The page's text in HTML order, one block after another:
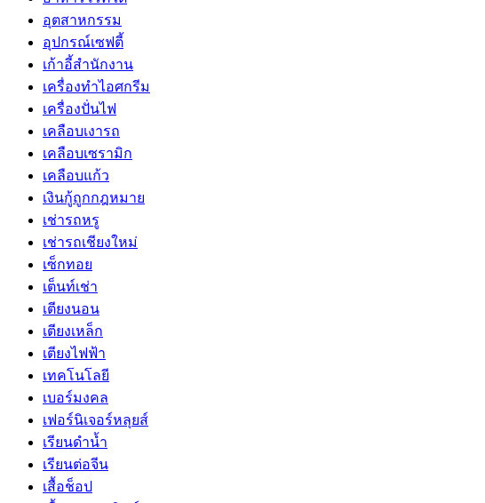
อุตสาหกรรม
อุปกรณ์เซฟตี้
เก้าอี้สำนักงาน
เครื่องทำไอศกรีม
เครื่องปั่นไฟ
เคลือบเงารถ
เคลือบเซรามิก
เคลือบแก้ว
เงินกู้ถูกกฎหมาย
เช่ารถหรู
เช่ารถเชียงใหม่
เซ็กทอย
เต็นท์เช่า
เตียงนอน
เตียงเหล็ก
เตียงไฟฟ้า
เทคโนโลยี
เบอร์มงคล
เฟอร์นิเจอร์หลุยส์
เรียนดำน้ำ
เรียนต่อจีน
เสื้อช็อป